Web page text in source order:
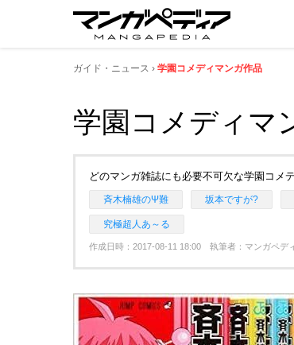
ガイド・ニュース 学園コメディマンガ作品
学園コメディマ
どのマンガ雑誌にも必要不可欠な学園コメ
斉木楠雄のΨ難 坂本ですが?
究極超人あ～る
作成日時：2017-08-11 18:00 執筆者：マンガペデ